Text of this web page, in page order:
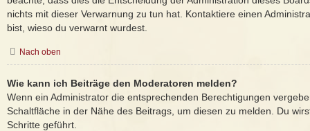
nichts mit dieser Verwarnung zu tun hat. Kontaktiere einen
bist, wieso du verwarnt wurdest.
Nach oben
Wie kann ich Beiträge den Moderatoren melden?
Wenn ein Administrator die entsprechenden Berechtigungen
Schaltfläche in der Nähe des Beitrags, um diesen zu melden. Du
Schritte geführt.